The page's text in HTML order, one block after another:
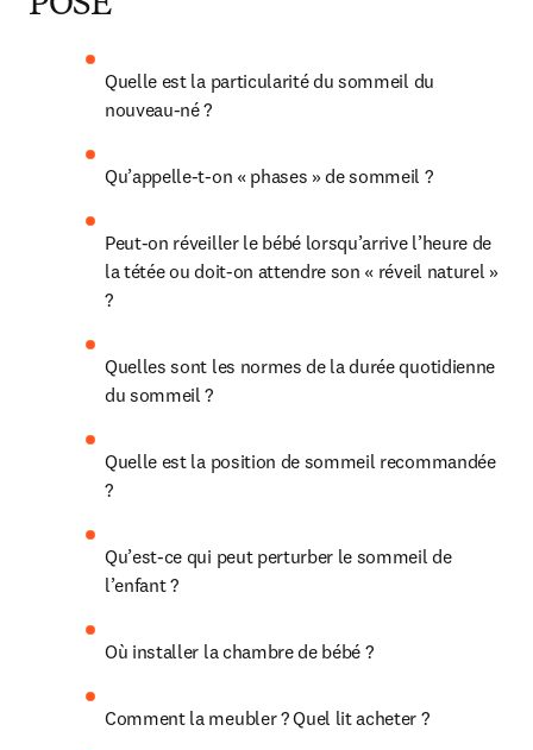
Quelle est la particularité du sommeil du
nouveau-né ?
Qu’appelle-t-on « phases » de sommeil ?
Peut-on réveiller le bébé lorsqu’arrive l’heure de
la tétée ou doit-on attendre son « réveil naturel »
?
Quelles sont les normes de la durée quotidienne
du sommeil ?
Quelle est la position de sommeil recommandée
?
Qu’est-ce qui peut perturber le sommeil de
l’enfant ?
Où installer la chambre de bébé ?
Comment la meubler ? Quel lit acheter ?